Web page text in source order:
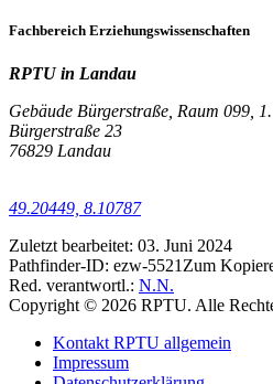
Fachbereich Erziehungswissenschaften
RPTU in Landau
Gebäude Bürgerstraße, Raum 099,
Bürgerstraße 23
76829 Landau
49.20449, 8.10787
Zuletzt bearbeitet: 03. Juni 2024
Pathfinder-ID: ezw-5521 Zum
Red. verantwortl.: N.N.
Copyright © 2026 RPTU. Alle
Kontakt RPTU allgemein
Impressum